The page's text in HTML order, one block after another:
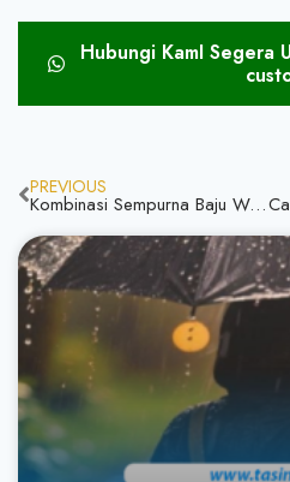
Hubungi KamI Segera
PREVIOUS
Kombinasi Sempurna Baju Warna Kuning Apa Aja Mari Simak